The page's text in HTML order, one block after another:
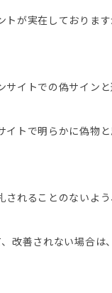
トが実在しておりま
サイトでの偽サイン
イトで明らかに偽物
されることのないよう
改善されない場合は